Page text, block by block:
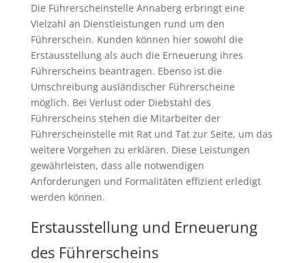
Die Führerscheinstelle Annaberg erbringt eine
Vielzahl an Dienstleistungen rund um den
Führerschein. Kunden können hier sowohl die
Erstausstellung als auch die Erneuerung ihres
Führerscheins beantragen. Ebenso ist die
Umschreibung ausländischer Führerscheine
möglich. Bei Verlust oder Diebstahl des
Führerscheins stehen die Mitarbeiter der
Führerscheinstelle mit Rat und Tat zur Seite, um das
weitere Vorgehen zu erklären. Diese Leistungen
gewährleisten, dass alle notwendigen
Anforderungen und Formalitäten effizient erledigt
werden können.
Erstausstellung und Erneuerung
des Führerscheins